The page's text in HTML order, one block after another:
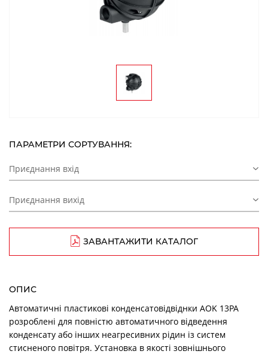
ПАРАМЕТРИ СОРТУВАННЯ:
Приєднання вхід
Приєднання вихід
ЗАВАНТАЖИТИ КАТАЛОГ
ОПИС
Автоматичні пластикові конденсатовідвіднки AOK 13PA
розроблені для повністю автоматичного відведення
конденсату або інших неагресивних рідин із систем
стисненого повітря. Установка в якості зовнішнього